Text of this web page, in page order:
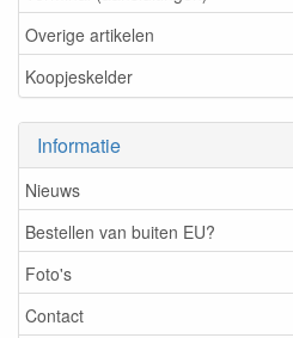
Overige artikelen
Koopjeskelder
Informatie
Nieuws
Bestellen van buiten EU?
Foto's
Contact